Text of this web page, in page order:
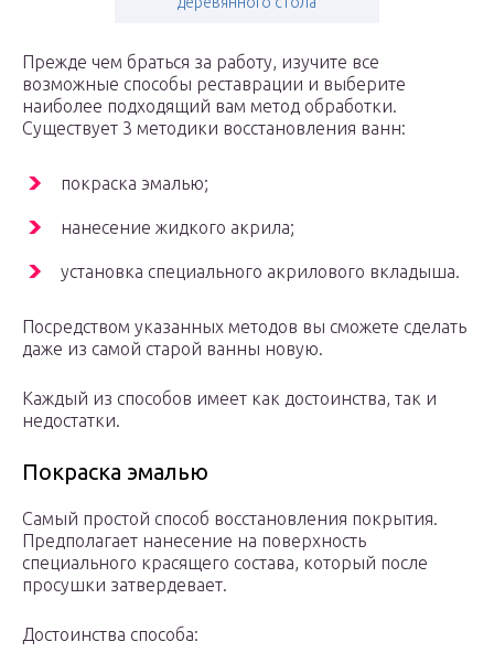
Прежде чем браться за работу, изучите все
возможные способы реставрации и выберите
наиболее подходящий вам метод обработки.
Существует 3 методики восстановления ванн:
покраска эмалью;
нанесение жидкого акрила;
установка специального акрилового вкладыша.
Посредством указанных методов вы сможете сделать
даже из самой старой ванны новую.
Каждый из способов имеет как достоинства, так и
недостатки.
Покраска эмалью
Самый простой способ восстановления покрытия.
Предполагает нанесение на поверхность
специального красящего состава, который после
просушки затвердевает.
Достоинства способа: